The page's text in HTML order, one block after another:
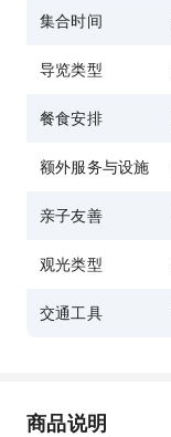
集合时间
导览类型
餐食安排
额外服务与设施
亲子友善
观光类型
交通工具
商品说明